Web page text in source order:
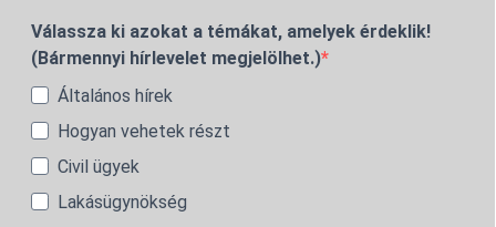
Válassza ki azokat a témákat, amelyek érdeklik!
(Bármennyi hírlevelet megjelölhet.)
Általános hírek
Hogyan vehetek részt
Civil ügyek
Lakásügynökség